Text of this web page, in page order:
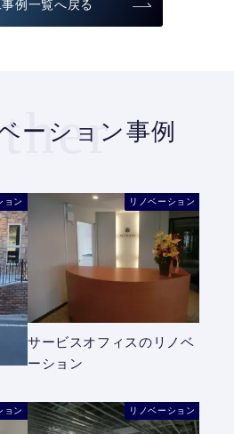
例一覧へ戻る
ーション事例
ョン リノベーション
サービスオフィスのリノベ
ーション
ョン リノベーション